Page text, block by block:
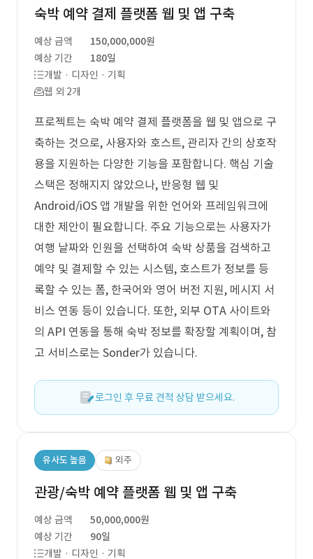
숙박 예약 결제 플랫폼 웹 및 앱 구축
예상 금액
150,000,000원
예상 기간
180일
개발 · 디자인 · 기획
웹 외 2개
프로젝트는 숙박 예약 결제 플랫폼을 웹 및 앱으로 구
축하는 것으로, 사용자와 호스트, 관리자 간의 상호작
용을 지원하는 다양한 기능을 포함합니다. 핵심 기술
스택은 정해지지 않았으나, 반응형 웹 및
Android/iOS 앱 개발을 위한 언어와 프레임워크에
대한 제안이 필요합니다. 주요 기능으로는 사용자가
여행 날짜와 인원을 선택하여 숙박 상품을 검색하고
예약 및 결제할 수 있는 시스템, 호스트가 정보를 등
록할 수 있는 폼, 한국어와 영어 버전 지원, 메시지 서
비스 연동 등이 있습니다. 또한, 외부 OTA 사이트와
의 API 연동을 통해 숙박 정보를 확장할 계획이며, 참
고 서비스로는 Sonder가 있습니다.
로그인 후 무료 견적 상담 받으세요.
유사도 높음 외주
관광/숙박 예약 플랫폼 웹 및 앱 구축
예상 금액
50,000,000원
예상 기간
90일
개발 · 디자인 · 기획